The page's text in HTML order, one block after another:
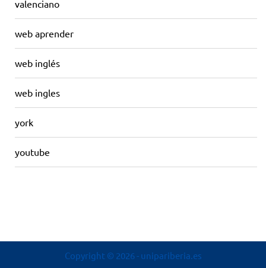
valenciano
web aprender
web inglés
web ingles
york
youtube
Copyright © 2026- unipariberia.es